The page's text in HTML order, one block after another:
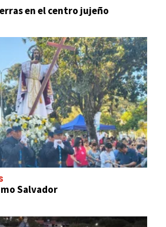
en el centro jujeño
Salvador